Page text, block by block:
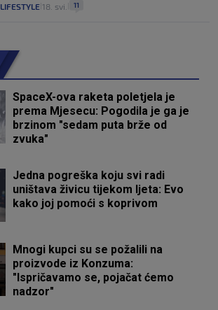
LIFESTYLE 18. svi. 11
SpaceX-ova raketa poletjela je
prema Mjesecu: Pogodila je ga je
brzinom "sedam puta brže od
zvuka"
Jedna pogreška koju svi radi
uništava živicu tijekom ljeta: Evo
kako joj pomoći s koprivom
Mnogi kupci su se požalili na
proizvode iz Konzuma:
"Ispričavamo se, pojačat ćemo
nadzor"